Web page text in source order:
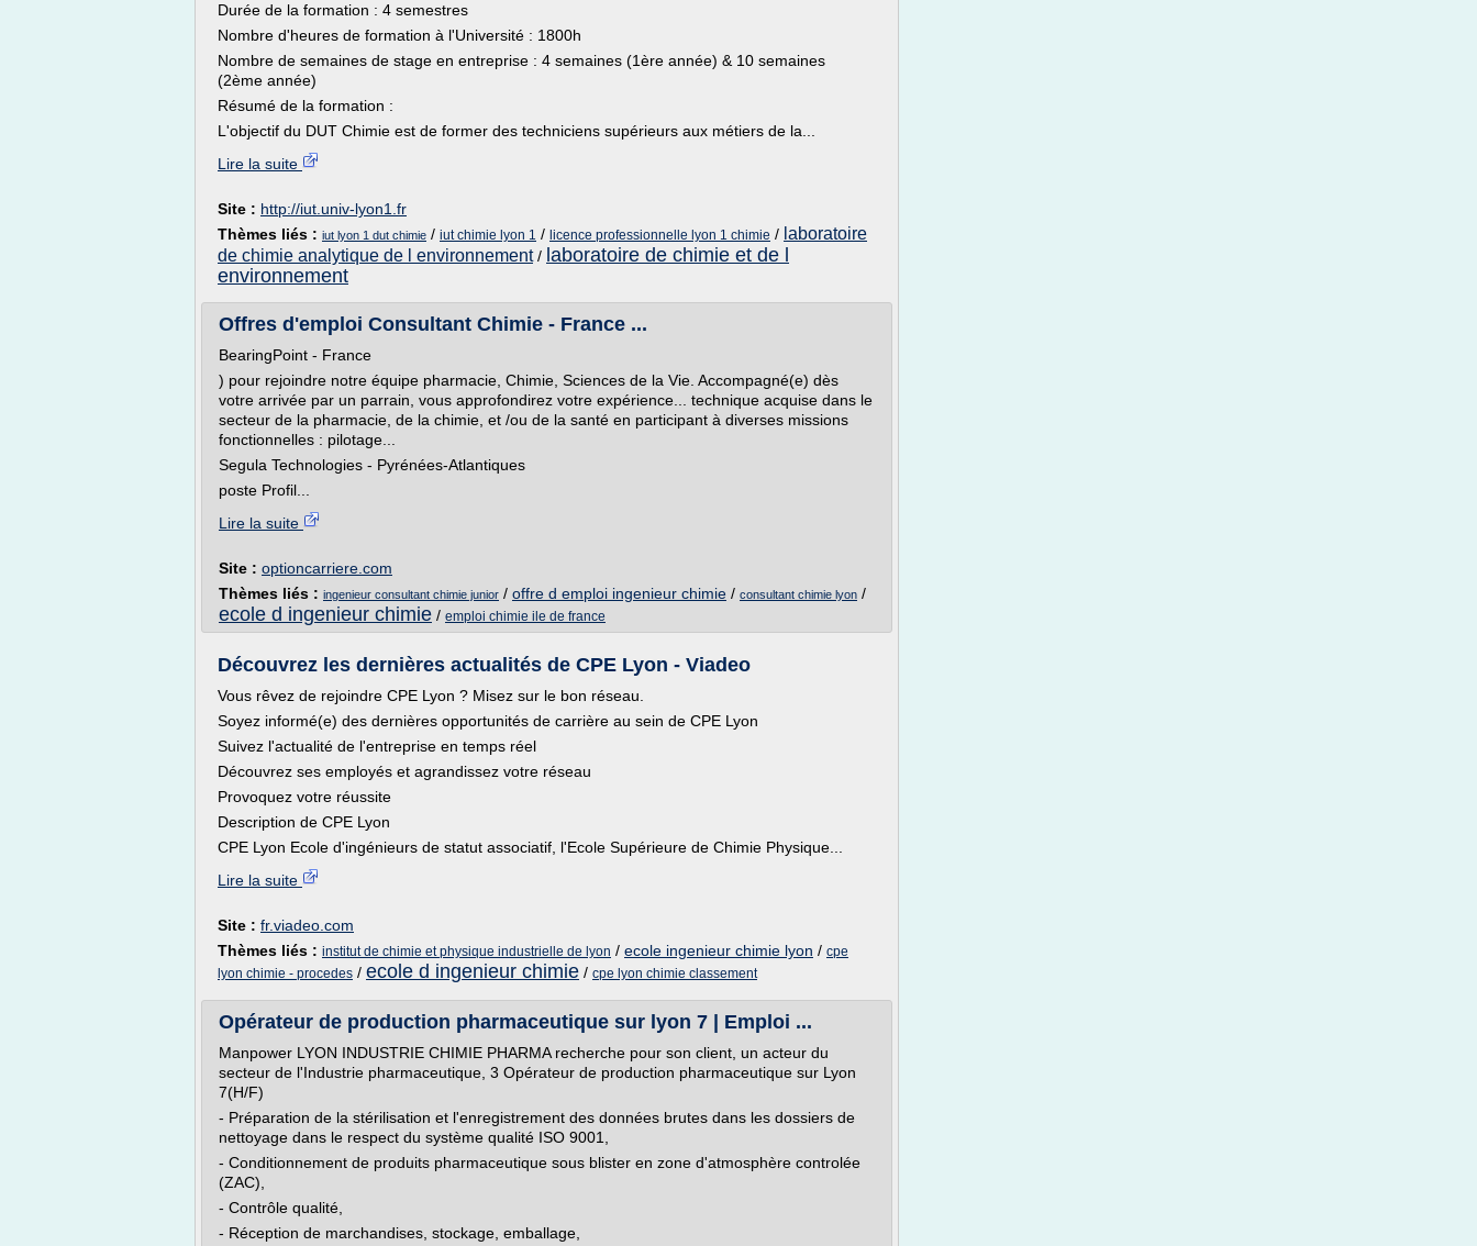
Durée de la formation : 4 semestres
Nombre d'heures de formation à l'Université : 1800h
Nombre de semaines de stage en entreprise : 4 semaines (1ère année) & 10 semaines
(2ème année)
Résumé de la formation :
L'objectif du DUT Chimie est de former des techniciens supérieurs aux métiers de la...
Lire la suite
Site : http://iut.univ-lyon1.fr
Thèmes liés : iut lyon 1 dut chimie / iut chimie lyon 1 / licence professionnelle lyon 1 chimie / laboratoire
de chimie analytique de l environnement/ laboratoire de chimie et de l
environnement
Offres d'emploi Consultant Chimie - France ...
BearingPoint - France
) pour rejoindre notre équipe pharmacie, Chimie, Sciences de la Vie. Accompagné(e) dès
votre arrivée par un parrain, vous approfondirez votre expérience... technique acquise dans le
secteur de la pharmacie, de la chimie, et /ou de la santé en participant à diverses missions
fonctionnelles : pilotage...
Segula Technologies - Pyrénées-Atlantiques
poste Profil...
Lire la suite
Site : optioncarriere.com
Thèmes liés : ingenieur consultant chimie junior / offre d emploi ingenieur chimie / consultant chimie lyon /
ecole d ingenieur chimie / emploi chimie ile de france
Découvrez les dernières actualités de CPE Lyon - Viadeo
Vous rêvez de rejoindre CPE Lyon ? Misez sur le bon réseau.
Soyez informé(e) des dernières opportunités de carrière au sein de CPE Lyon
Suivez l'actualité de l'entreprise en temps réel
Découvrez ses employés et agrandissez votre réseau
Provoquez votre réussite
Description de CPE Lyon
CPE Lyon Ecole d'ingénieurs de statut associatif, l'Ecole Supérieure de Chimie Physique...
Lire la suite
Site : fr.viadeo.com
Thèmes liés : institut de chimie et physique industrielle de lyon / ecole ingenieur chimie lyon / cpe
lyon chimie - procedes / ecole d ingenieur chimie / cpe lyon chimie classement
Opérateur de production pharmaceutique sur lyon 7 | Emploi ...
Manpower LYON INDUSTRIE CHIMIE PHARMA recherche pour son client, un acteur du
secteur de l'Industrie pharmaceutique, 3 Opérateur de production pharmaceutique sur Lyon
7(H/F)
- Préparation de la stérilisation et l'enregistrement des données brutes dans les dossiers de
nettoyage dans le respect du système qualité ISO 9001,
- Conditionnement de produits pharmaceutique sous blister en zone d'atmosphère controlée
(ZAC),
- Contrôle qualité,
- Réception de marchandises, stockage, emballage,